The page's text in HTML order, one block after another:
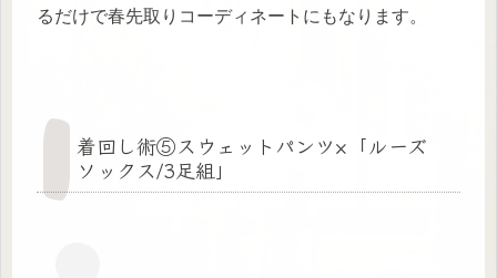
るだけで春先取りコーディネートにもなります。
着回し術⑤スウェットパンツ×「ルーズ
ソックス/3足組」